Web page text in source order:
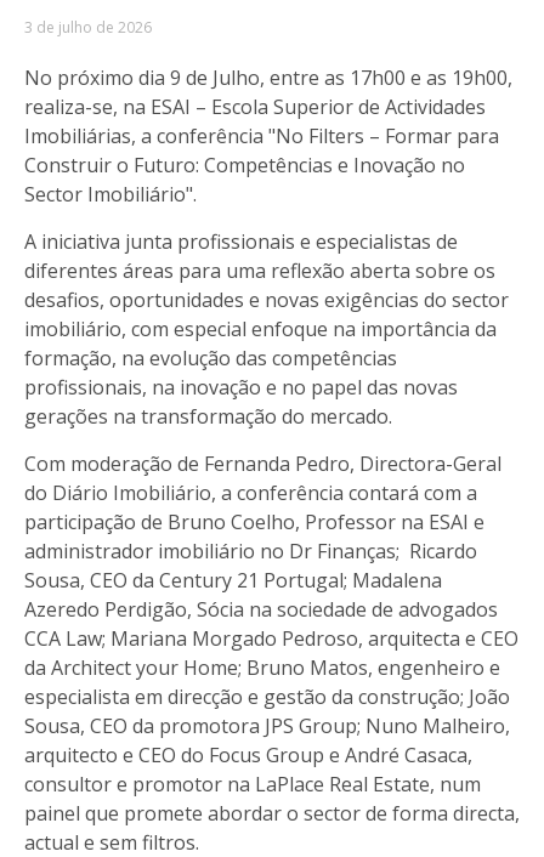
3 de julho de 2026
No próximo dia 9 de Julho, entre as 17h00 e as 19h00,
realiza-se, na ESAI – Escola Superior de Actividades
Imobiliárias, a conferência "No Filters – Formar para
Construir o Futuro: Competências e Inovação no
Sector Imobiliário".
A iniciativa junta profissionais e especialistas de
diferentes áreas para uma reflexão aberta sobre os
desafios, oportunidades e novas exigências do sector
imobiliário, com especial enfoque na importância da
formação, na evolução das competências
profissionais, na inovação e no papel das novas
gerações na transformação do mercado.
Com moderação de Fernanda Pedro, Directora-Geral
do Diário Imobiliário, a conferência contará com a
participação de Bruno Coelho, Professor na ESAI e
administrador imobiliário no Dr Finanças; Ricardo
Sousa, CEO da Century 21 Portugal; Madalena
Azeredo Perdigão, Sócia na sociedade de advogados
CCA Law; Mariana Morgado Pedroso, arquitecta e CEO
da Architect your Home; Bruno Matos, engenheiro e
especialista em direcção e gestão da construção; João
Sousa, CEO da promotora JPS Group; Nuno Malheiro,
arquitecto e CEO do Focus Group e André Casaca,
consultor e promotor na LaPlace Real Estate, num
painel que promete abordar o sector de forma directa,
actual e sem filtros.